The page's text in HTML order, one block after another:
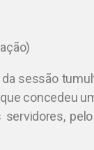
sessão
concedeu